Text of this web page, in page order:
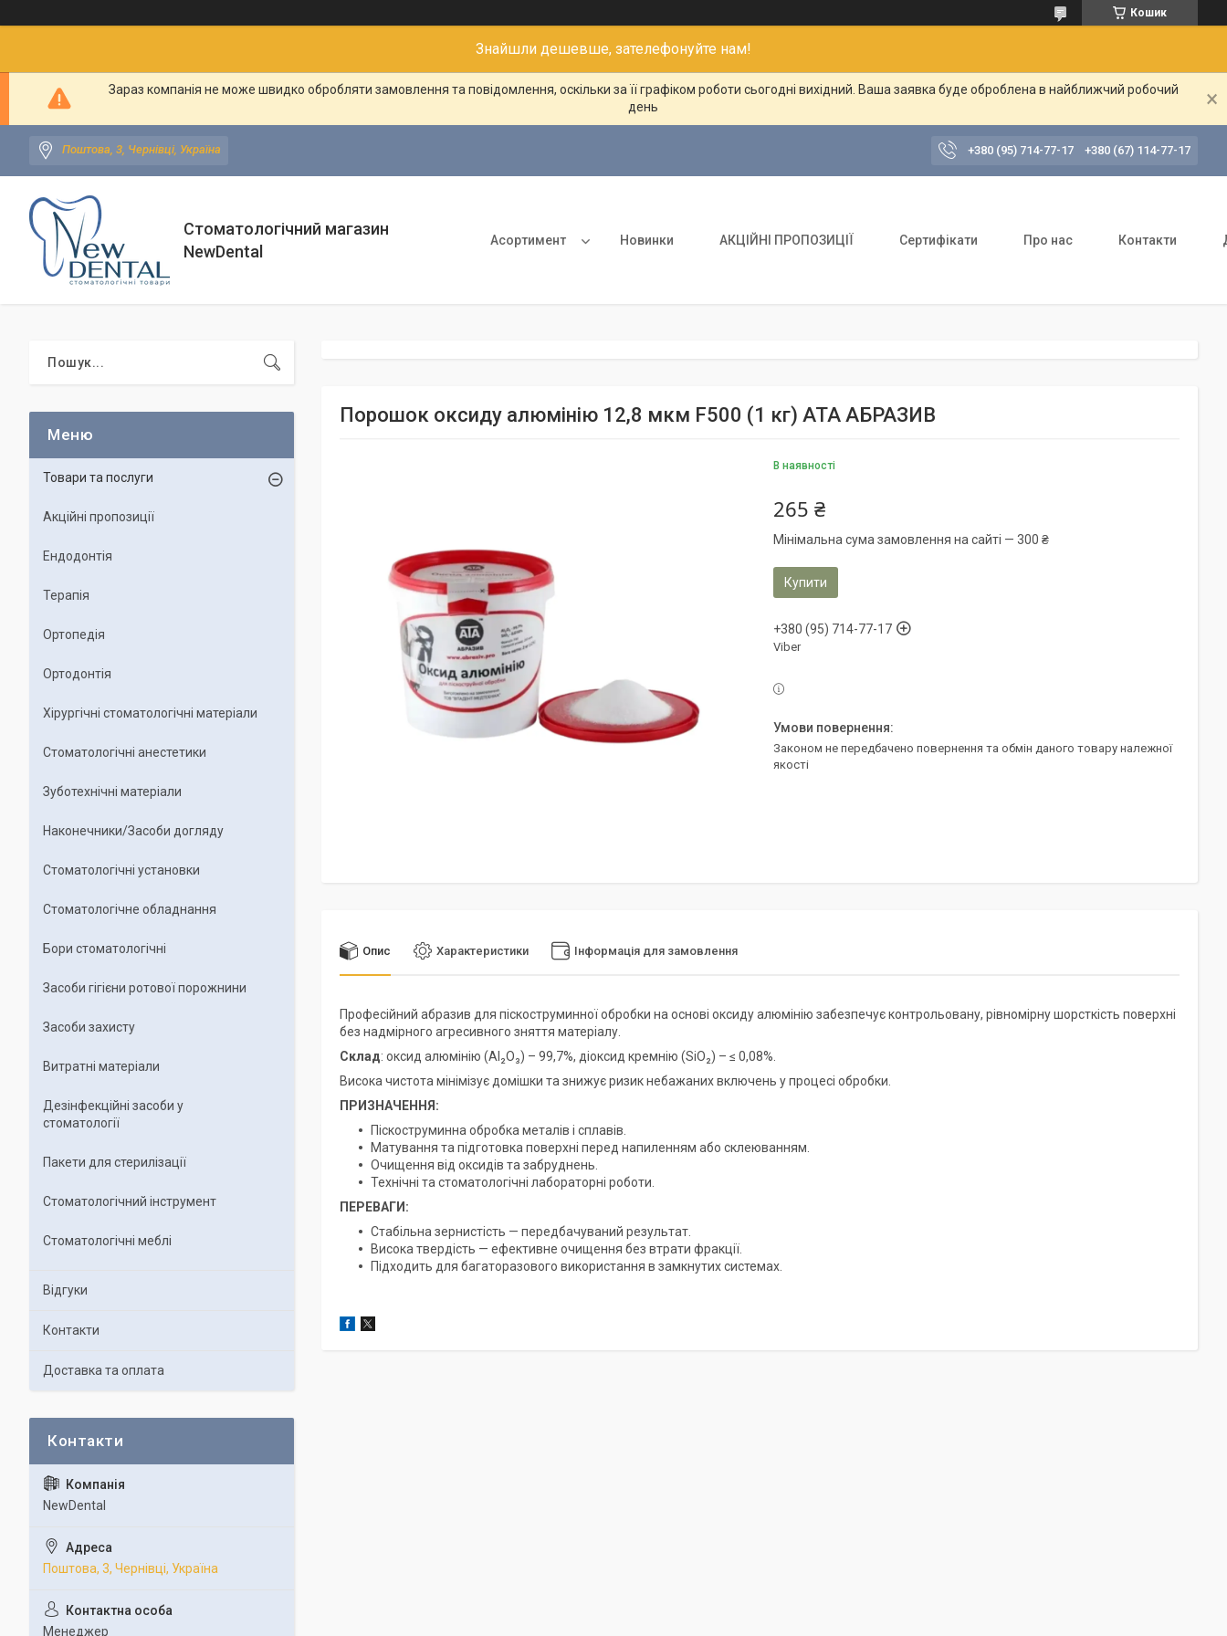
Кошик
Знайшли дешевше, зателефонуйте нам!
Зараз компанія не може швидко обробляти замовлення та повідомлення, оскільки за її графіком роботи сьогодні вихідний. Ваша заявка буде оброблена в найближчий робочий
день
Поштова, 3, Чернівці, Україна +380 (95) 714-77-17 +380 (67) 114-77-17
Стоматологічний магазин
NewDental
Асортимент Новинки АКЦІЙНІ ПРОПОЗИЦІЇ Сертифікати Про нас Контакти
Порошок оксиду алюмінію 12,8 мкм F500 (1 кг) АТА АБРАЗИВ
В наявності
265 ₴
Мінімальна сума замовлення на сайті — 300 ₴
Купити
+380 (95) 714-77-17
Viber
Законом не передбачено повернення та обмін даного товару належної
якості
Опис Характеристики Інформація для замовлення
Професійний абразив для піскоструминної обробки на основі оксиду алюмінію забезпечує контрольовану, рівномірну шорсткість поверхні
без надмірного агресивного зняття матеріалу.
Склад: оксид алюмінію (Al₂O₃) – 99,7%, діоксид кремнію (SiO₂) – ≤ 0,08%.
Висока чистота мінімізує домішки та знижує ризик небажаних включень у процесі обробки.
ПРИЗНАЧЕННЯ:
Піскоструминна обробка металів і сплавів.
Матування та підготовка поверхні перед напиленням або склеюванням.
Очищення від оксидів та забруднень.
Технічні та стоматологічні лабораторні роботи.
ПЕРЕВАГИ:
Стабільна зернистість — передбачуваний результат.
Висока твердість — ефективне очищення без втрати фракції.
Підходить для багаторазового використання в замкнутих системах.
Товари та послуги
Акційні пропозиції
Ендодонтія
Терапія
Ортопедія
Ортодонтія
Хірургічні стоматологічні матеріали
Стоматологічні анестетики
Зуботехнічні матеріали
Наконечники/Засоби догляду
Стоматологічні установки
Стоматологічне обладнання
Бори стоматологічні
Засоби гігієни ротової порожнини
Засоби захисту
Витратні матеріали
Дезінфекційні засоби у
стоматології
Пакети для стерилізації
Стоматологічний інструмент
Стоматологічні меблі
Відгуки
Контакти
Доставка та оплата
NewDental
Поштова, 3, Чернівці, Україна
Менеджер